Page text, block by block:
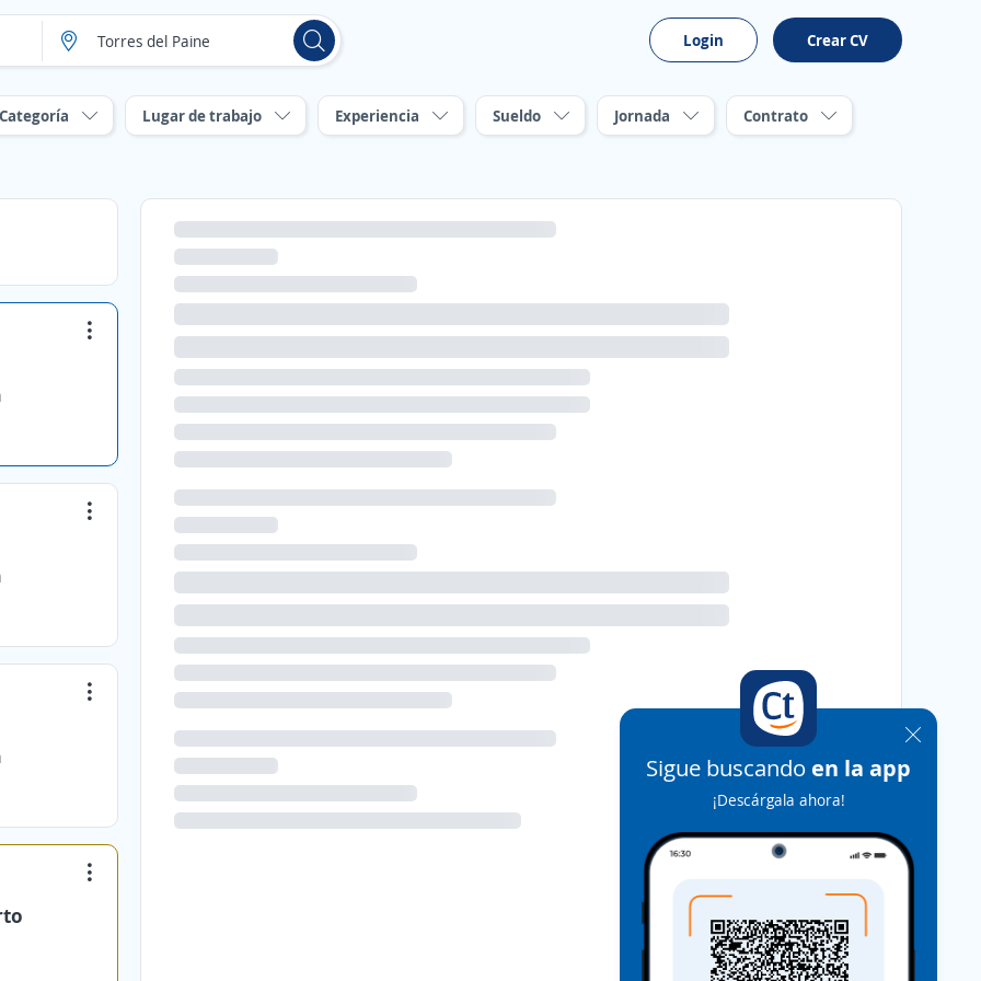
Login Crear CV
Categoría Lugar de trabajo Experiencia Sueldo Jornada Contrato
Sigue buscando en la app
¡Descárgala ahora!